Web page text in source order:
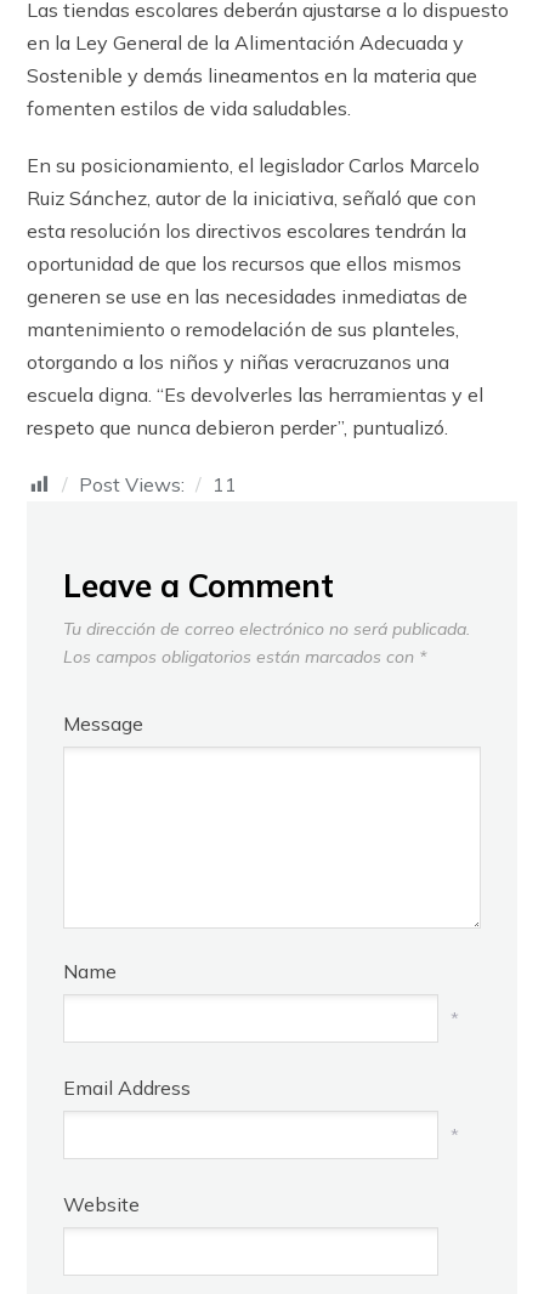
Las tiendas escolares deberán ajustarse a lo dispuesto
en la Ley General de la Alimentación Adecuada y
Sostenible y demás lineamentos en la materia que
fomenten estilos de vida saludables.
En su posicionamiento, el legislador Carlos Marcelo
Ruiz Sánchez, autor de la iniciativa, señaló que con
esta resolución los directivos escolares tendrán la
oportunidad de que los recursos que ellos mismos
generen se use en las necesidades inmediatas de
mantenimiento o remodelación de sus planteles,
otorgando a los niños y niñas veracruzanos una
escuela digna. “Es devolverles las herramientas y el
respeto que nunca debieron perder”, puntualizó.
Post Views: 11
Leave a Comment
Tu dirección de correo electrónico no será publicada.
Los campos obligatorios están marcados con *
Message
Name
*
Email Address
*
Website